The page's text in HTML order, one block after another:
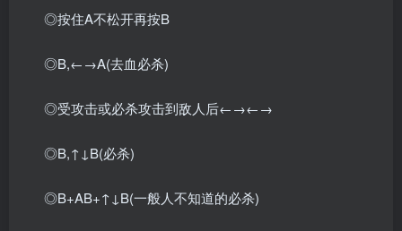
◎按住A不松开再按B
◎B,←→A(去血必杀)
◎受攻击或必杀攻击到敌人后←→←→
◎B,↑↓B(必杀)
◎B+AB+↑↓B(一般人不知道的必杀)